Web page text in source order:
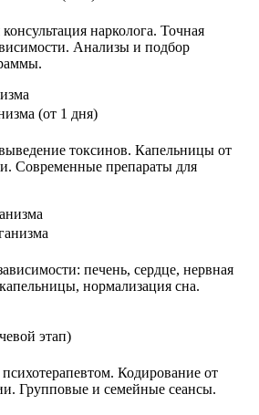
нарколога. Точная
Анализы и подбор
(от 1 дня)
токсинов. Капельницы от
Современные препараты для
печень, сердце, нервная
нормализация сна.
этап)
Кодирование от
Групповые и семейные сеансы.